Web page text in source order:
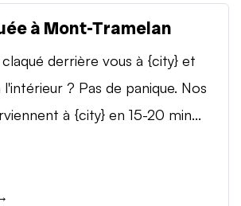
à Mont-Tramelan
derrière vous à {city} et
? Pas de panique. Nos
à {city} en 15-20 min...